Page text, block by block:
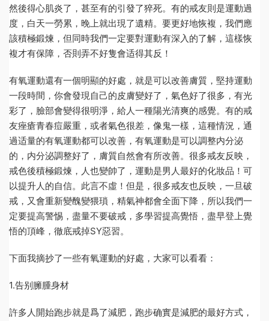
然後得心肌炎了，甚至有的引發了猝死。有的戒友則是運動過
度，白天一勞累，晚上就出現了遺精。要更好地恢複，我們應
該積極鍛煉，但同時我們一定要對運動有深入的了解，這樣恢
複才有保障，否則弄不好隻會适得其反！
有氧運動還有一個明顯的好處，就是可以改善膚質，堅持運動
一段時間，你會發現自己的皮膚變好了，氣色好了很多，有光
彩了，臉部會變得很明淨，給人一種陽光清爽的感覺。有的戒
友痤瘡青春痘嚴重，或者氣色很差，像鬼一樣，這種情況，通
過适量的有氧運動都可以改善，有氧運動是可以調整内分泌
的，内分泌調整好了，膚質自然會有所改善。很多戒友反映，
戒色後積極鍛煉，人也變帥了，運動是男人最好的化妝品！可
以提升人的自信。此言不虛！但是，很多戒友也反映，一旦破
戒，又會重新變醜變猥瑣，精氣神都會全面下降，所以我們一
定要提高警惕，盡量不要破戒，多學習提高覺悟，盡早登上覺
悟的頂峰，徹底戒掉SY惡習。
下面我摘抄了一些有氧運動的好處，大家可以看看：
1.告别臃腫身材
許多人開始跑步就是爲了減肥，跑步确實是減肥的最好方式，